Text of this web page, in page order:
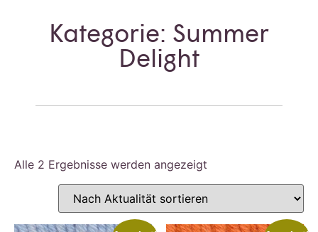
Kategorie: Summer
Delight
Alle 2 Ergebnisse werden angezeigt